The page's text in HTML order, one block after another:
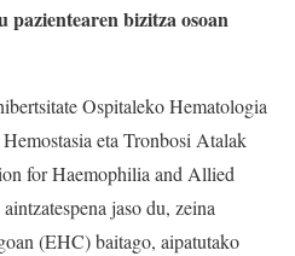
pazientearen bizitza osoan
Ospitaleko Hematologia
eta Tronbosi Atalak
for Haemophilia and Allied
jaso du, zeina
(EHC) baitago, aipatutako